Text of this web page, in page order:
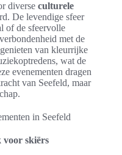
diverse culturele
De levendige sfeer
of de sfeervolle
met de
van kleurrijke
wat de
evenementen dragen
van Seefeld, maar
voor skiërs